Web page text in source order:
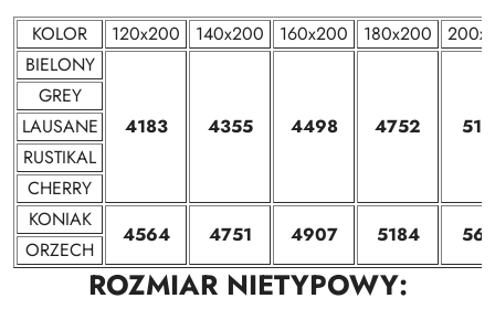
KOLOR
120x200 140x200 160x200 180x200
BIELONY
4183 4355 4498 4752
GREY
LAUSANE
RUSTIKAL
CHERRY
KONIAK
4564 4751 4907 5184
ORZECH
ROZMIAR NIETYPOWY: